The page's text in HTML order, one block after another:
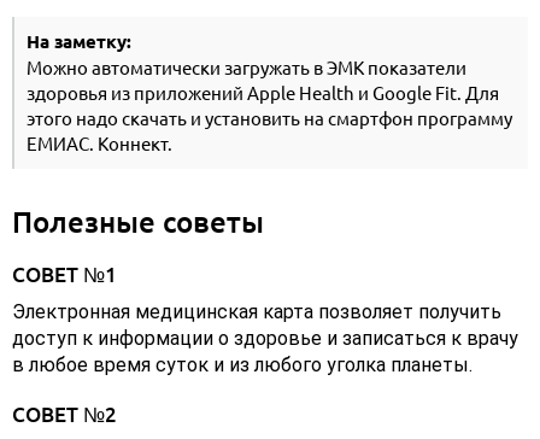
На заметку:
Можно автоматически загружать в ЭМК показатели
здоровья из приложений Apple Health и Google Fit. Для
этого надо скачать и установить на смартфон программу
ЕМИАС. Коннект.
Полезные советы
СОВЕТ №1
Электронная медицинская карта позволяет получить
доступ к информации о здоровье и записаться к врачу
в любое время суток и из любого уголка планеты.
СОВЕТ №2